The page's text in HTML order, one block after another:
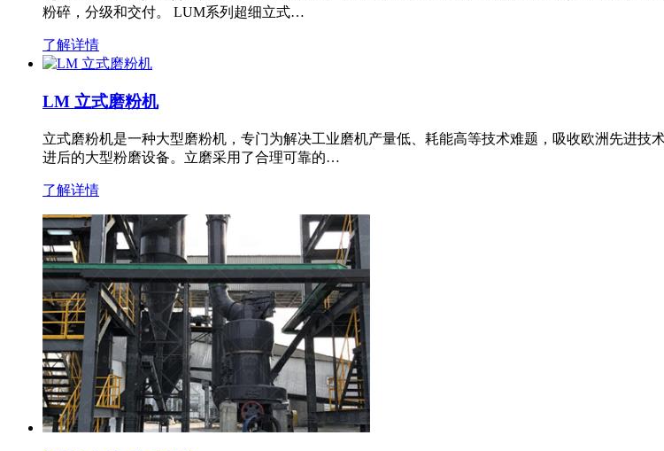
粉碎，分级和交付。 LUM系列超细立式…
了解详情
LM 立式磨粉机
立式磨粉机是一种大型磨粉机，专门为解决工业磨机产量低、耗能高等技术难题，吸收欧洲先进
进后的大型粉磨设备。立磨采用了合理可靠的…
了解详情